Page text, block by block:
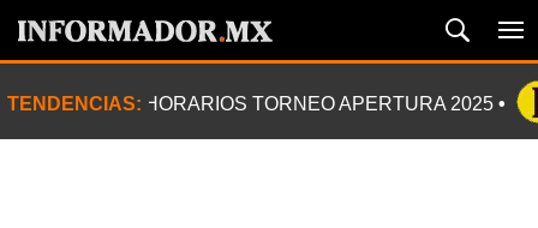
TENDENCIAS: HORARIOS TORNEO APERTURA 2025